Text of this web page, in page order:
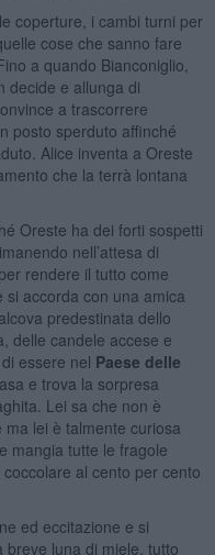
coperture, i cambi turni per
cose che sanno fare
a quando Bianconiglio,
decide e allunga di
a trascorrere
posto sperduto affinché
Alice inventa a Oreste
che la terrà lontana
Oreste ha dei forti sospetti
nell’attesa di
rendere il tutto come
accorda con una amica
predestinata dello
delle candele accese e
essere nel Paese delle
e trova la sorpresa
Lei sa che non è
lei è talmente curiosa
mangia tutte le fragole
al cento per cento
ed eccitazione e si
luna di miele, tutto